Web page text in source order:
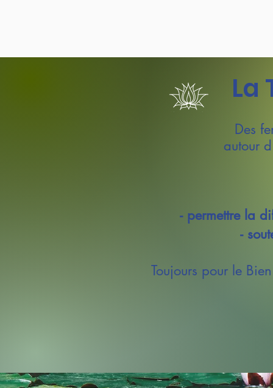
La
Des
autour
- permettre la
-
Toujours pour le